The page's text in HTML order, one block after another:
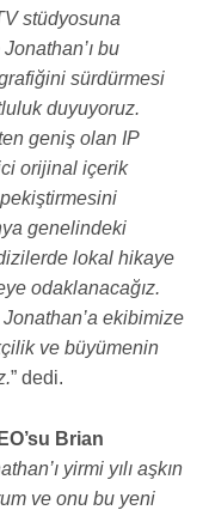
stüdyosuna
bu
sürdürmesi
duyuyoruz.
geniş olan IP
orijinal içerik
pekiştirmesini
genelindeki
dizilerde lokal hikaye
odaklanacağız.
Jonathan’a ekibimize
ve büyümenin
” dedi.
Brian
yirmi yılı aşkın
ve onu bu yeni